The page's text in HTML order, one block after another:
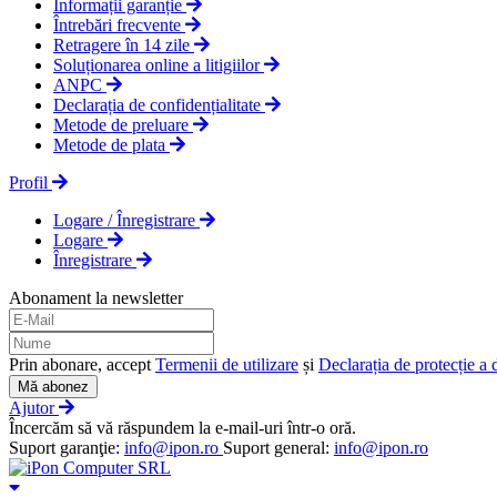
Informații garanție
Întrebări frecvente
Retragere în 14 zile
Soluționarea online a litigiilor
ANPC
Declarația de confidențialitate
Metode de preluare
Metode de plata
Profil
Logare / Înregistrare
Logare
Înregistrare
Abonament la newsletter
Prin abonare, accept Termenii de utilizare și Declarația de protecție a
Mă abonez
Ajutor
Încercăm să vă răspundem la e-mail-uri într-o oră.
Suport garanţie: info@ipon.ro Suport general: info@ipon.ro